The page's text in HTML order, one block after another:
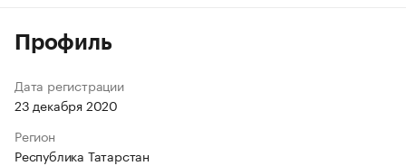
Профиль
Дата регистрации
23 декабря 2020
Регион
Республика Татарстан